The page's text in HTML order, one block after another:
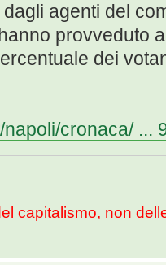
agenti del
provveduto
dei
cronaca/ ...
capitalismo, non